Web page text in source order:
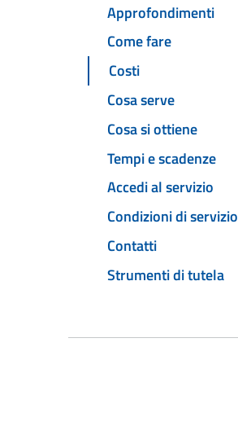
Approfondimenti
Come fare
Costi
Cosa serve
Cosa si ottiene
Tempi e scadenze
Accedi al servizio
Condizioni di servizio
Contatti
Strumenti di tutela